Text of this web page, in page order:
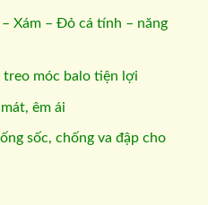
Xám – Đỏ cá tính – năng
treo móc balo tiện lợi
êm ái
sốc, chống va đập cho